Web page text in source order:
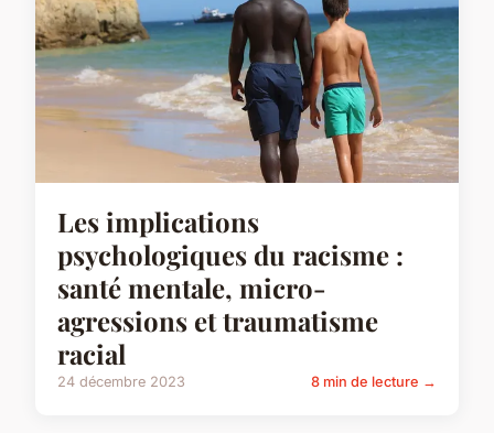
Les implications
psychologiques du racisme :
santé mentale, micro-
agressions et traumatisme
racial
24 décembre 2023 8 min de lecture →